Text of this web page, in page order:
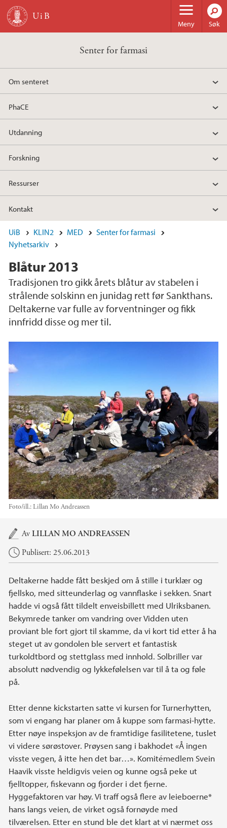
Hopp til hovedinnhold
Meny Søk
Senter for farmasi
Om senteret
PhaCE
Utdanning
Forskning
Ressurser
Kontakt
UiB KLIN2 MED
Senter for farmasi
Nyhetsarkiv
Blåtur 2013
Tradisjonen tro gikk årets blåtur av stabelen i
strålende solskinn en junidag rett før Sankthans.
Deltakerne var fulle av forventninger og fikk
innfridd disse og mer til.
Foto/ill.:Lillan Mo Andreassen
Hovedinnhold
AvLILLAN MO ANDREASSEN
Publisert: 25.06.2013
Deltakerne hadde fått beskjed om å stille i turklær og
fjellsko, med sitteunderlag og vannflaske i sekken. Snart
hadde vi også fått tildelt enveisbillett med Ulriksbanen.
Bekymrede tanker om vandring over Vidden uten
proviant ble fort gjort til skamme, da vi kort tid etter å ha
steget ut av gondolen ble servert et fantastisk
turkoldtbord og stettglass med innhold. Solbriller var
absolutt nødvendig og lykkefølelsen var til å ta og føle
på.
Etter denne kickstarten satte vi kursen for Turnerhytten,
som vi engang har planer om å kuppe som farmasi-hytte.
Etter nøye inspeksjon av de framtidige fasilitetene, tuslet
vi videre sørøstover. Prøysen sang i bakhodet «Å ingen
visste vegen, å itte hen det bar…». Komitémedlem Svein
Haavik visste heldigvis veien og kunne også peke ut
fjelltopper, fiskevann og fjorder i det fjerne.
Hyggefaktoren var høy. Vi traff også flere av leieboerne*
hans langs veien, de virket også fornøyde med
tilværelsen. Etter en stund ble det klart at vi nærmet oss